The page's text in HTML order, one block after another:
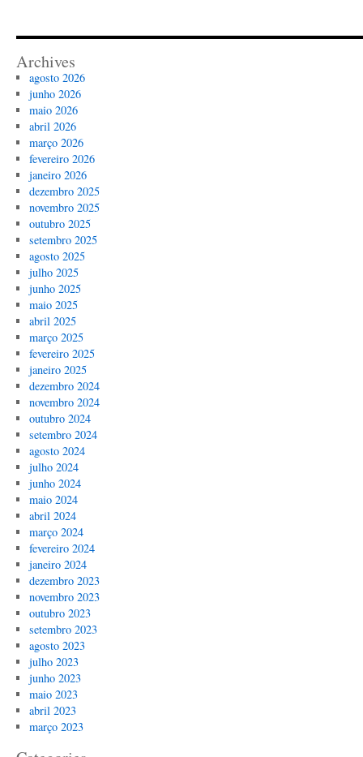
Archives
agosto 2026
junho 2026
maio 2026
abril 2026
março 2026
fevereiro 2026
janeiro 2026
dezembro 2025
novembro 2025
outubro 2025
setembro 2025
agosto 2025
julho 2025
junho 2025
maio 2025
abril 2025
março 2025
fevereiro 2025
janeiro 2025
dezembro 2024
novembro 2024
outubro 2024
setembro 2024
agosto 2024
julho 2024
junho 2024
maio 2024
abril 2024
março 2024
fevereiro 2024
janeiro 2024
dezembro 2023
novembro 2023
outubro 2023
setembro 2023
agosto 2023
julho 2023
junho 2023
maio 2023
abril 2023
março 2023